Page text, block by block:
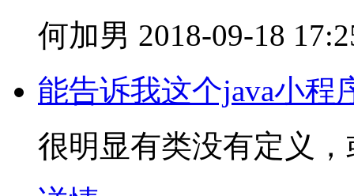
何加男 2018-09-18
能告诉我这个java小程
很明显有类没有定义